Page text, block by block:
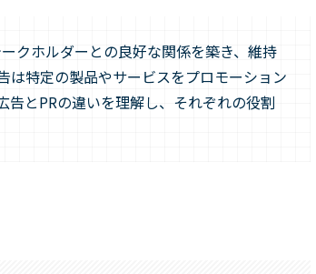
クホルダーとの良好な関係を築き、維持
は特定の製品やサービスをプロモーション
とPRの違いを理解し、それぞれの役割